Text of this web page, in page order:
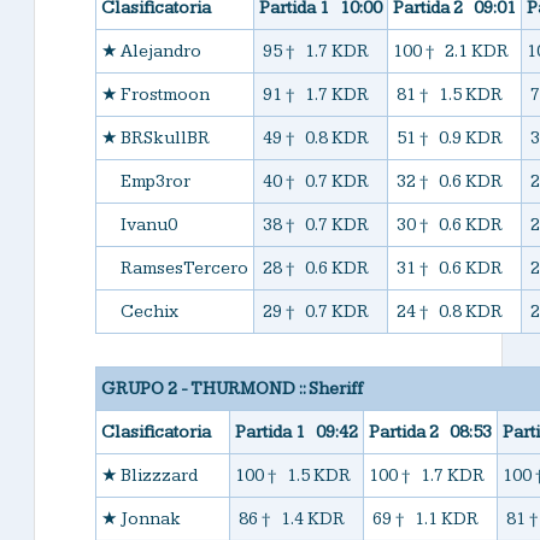
Clasificatoria Partida 1 10:00 Partida 2 09:01
★ Alejandro 95 † 1.7 KDR 100 † 2.1 KDR
★ Frostmoon 91 † 1.7 KDR 81 † 1.5 KDR
★ BRSkullBR 49 † 0.8 KDR 51 † 0.9 KDR
Emp3ror 40 † 0.7 KDR 32 † 0.6 KDR
Ivanu0 38 † 0.7 KDR 30 † 0.6 KDR
RamsesTercero 28 † 0.6 KDR 31 † 0.6 KDR
Cechix 29 † 0.7 KDR 24 † 0.8 KDR
GRUPO 2 - THURMOND :: Sheriff
Clasificatoria Partida 1 09:42 Partida 2 08:53
★ Blizzzard 100 † 1.5 KDR 100 † 1.7 KDR 100
★ Jonnak 86 † 1.4 KDR 69 † 1.1 KDR 81